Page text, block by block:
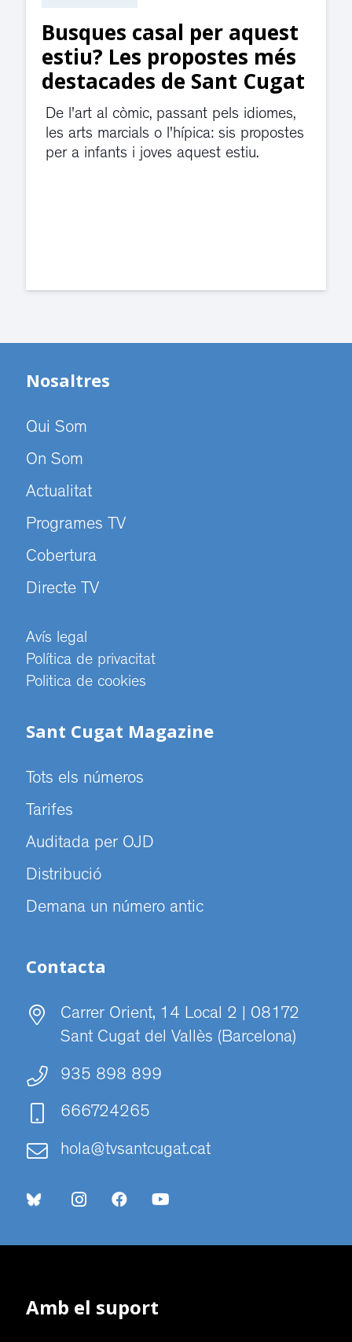
casal per aquest
Les propostes més
de Sant Cugat
l'art al còmic, passant pels idiomes,
arts marcials o l'hípica: sis propostes
a infants i joves aquest estiu.
Nosaltres
Qui Som
On Som
Actualitat
Programes TV
Cobertura
Directe TV
Avís legal
Política de privacitat
Politica de cookies
Sant Cugat Magazine
Tots els números
Tarifes
Auditada per OJD
Distribució
Demana un número antic
Contacta
Carrer Orient, 14 Local 2 | 08172
Sant Cugat del Vallès (Barcelona)
935 898 899
666724265
hola@tvsantcugat.cat
Amb el suport